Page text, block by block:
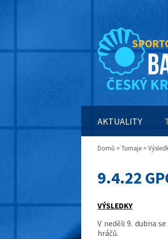
AKTUALITY
Domů >Turnaje >
9.4.22
VÝSLEDKY
V neděli 9. dubna
hráčů.